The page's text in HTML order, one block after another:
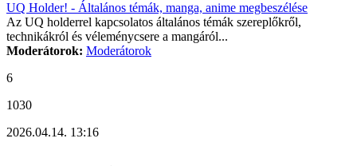
UQ Holder! - Általános témák, manga, anime megbeszélése
Az UQ holderrel kapcsolatos általános témák szereplőkről,
technikákról és véleménycsere a mangáról...
Moderátorok: Moderátorok
6
1030
2026.04.14. 13:16